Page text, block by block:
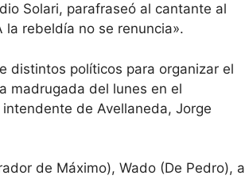
Solari, parafraseó al cantante al
la rebeldía no se renuncia».
distintos políticos para organizar el
madrugada del lunes en el
de Avellaneda, Jorge
de Máximo), Wado (De Pedro), a